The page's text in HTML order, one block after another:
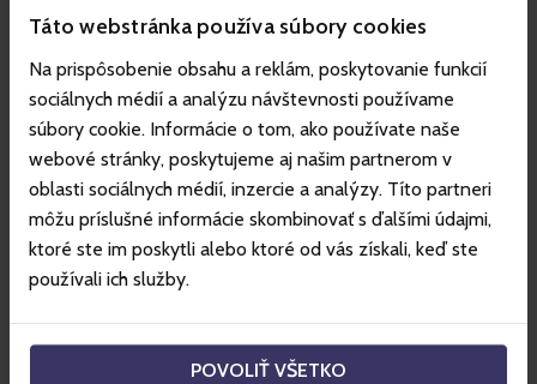
Táto webstránka používa súbory cookies
Na prispôsobenie obsahu a reklám, poskytovanie funkcií
sociálnych médií a analýzu návštevnosti používame
súbory cookie. Informácie o tom, ako používate naše
webové stránky, poskytujeme aj našim partnerom v
oblasti sociálnych médií, inzercie a analýzy. Títo partneri
môžu príslušné informácie skombinovať s ďalšími údajmi,
ktoré ste im poskytli alebo ktoré od vás získali, keď ste
používali ich služby.
POVOLIŤ VŠETKO
nedokážu zvolit požadovaný čas, respektive
počet osob?
Jaké údaje budu mít po platbě na faktuře?
Platí se za stornování produktu nějaký
poplatek?
Jak se na Gopasse využívá kredit?